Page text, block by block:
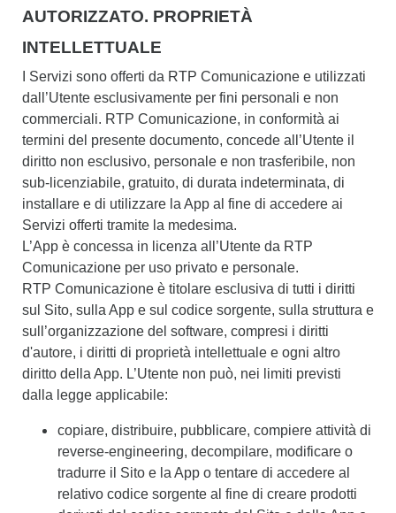
AUTORIZZATO. PROPRIETÀ
INTELLETTUALE
I Servizi sono offerti da RTP Comunicazione e utilizzati
dall’Utente esclusivamente per fini personali e non
commerciali. RTP Comunicazione, in conformità ai
termini del presente documento, concede all’Utente il
diritto non esclusivo, personale e non trasferibile, non
sub-licenziabile, gratuito, di durata indeterminata, di
installare e di utilizzare la App al fine di accedere ai
Servizi offerti tramite la medesima.
L’App è concessa in licenza all’Utente da RTP
Comunicazione per uso privato e personale.
RTP Comunicazione è titolare esclusiva di tutti i diritti
sul Sito, sulla App e sul codice sorgente, sulla struttura e
sull’organizzazione del software, compresi i diritti
d'autore, i diritti di proprietà intellettuale e ogni altro
diritto della App. L’Utente non può, nei limiti previsti
dalla legge applicabile:
copiare, distribuire, pubblicare, compiere attività di
reverse-engineering, decompilare, modificare o
tradurre il Sito e la App o tentare di accedere al
relativo codice sorgente al fine di creare prodotti